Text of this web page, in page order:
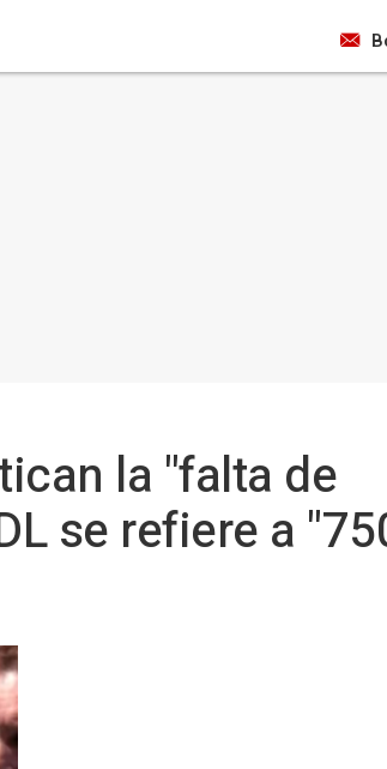
la "falta de
se refiere a